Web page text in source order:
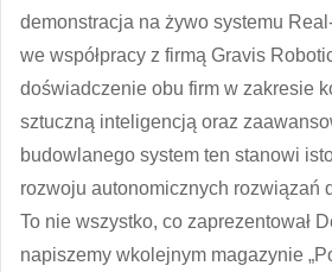
demonstracja na żywo systemu
we współpracy z firmą Gravis
doświadczenie obu firm w zakresie
sztuczną inteligencją oraz
budowlanego system ten stanowi
rozwoju autonomicznych rozwiązań
To nie wszystko, co zaprezentował
napiszemy wkolejnym magazynie